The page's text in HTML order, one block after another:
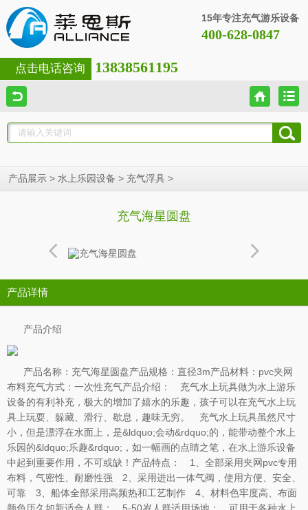
15年专注充气游乐设备
400-628-0847
点击电话咨询 13838561195
产品展示 > 水上乐园设备 > 充气浮具 >
充气海星圆盘
产品详情
产品介绍
产品名称：充气海星圆盘产品规格：直径3m产品材料：pvc夹网
布料充气方式：一次性充气产品介绍： 充气水上玩具做为水上游乐
设备的有利补充，极大的增加了嬉水的乐趣，孩子可以在充气水上玩
具上玩耍、躲藏、滑行、歇息，趣味无穷。 充气水上玩具虽然尺寸
小，但是漂浮在水面上，是&ldquo;会动&rdquo;的，能带动整个水上
乐园的&ldquo;乐趣&rdquo;，如一幅画的点睛之笔，在水上游乐设备
中起到重要作用，不可或缺！产品特点： 1、全部采用夹网pvc专用
布料，气密性、耐磨性强 2、采用进出一体气阀，使用方便、安全、
可靠 3、船体全部采用高频热和工艺制作 4、材料色牢度高、布面
颜色历久如新适合人群： 5-50岁人群适用场地： 可用于各种水上